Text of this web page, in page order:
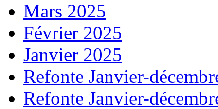
Mars 2025
Février 2025
Janvier 2025
Refonte Janvier-
Refonte Janvier-